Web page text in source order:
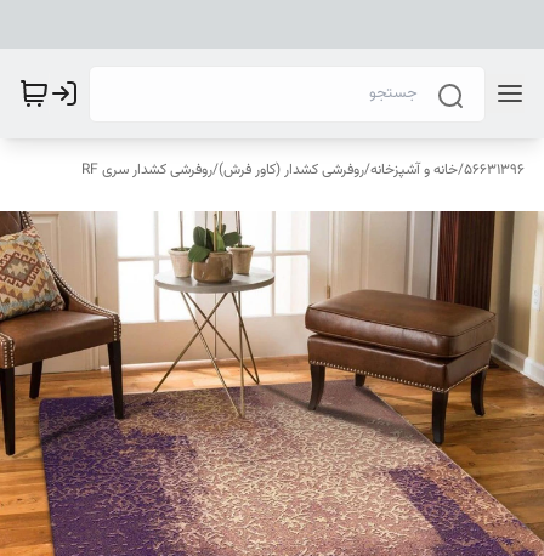
56631396
/خانه و آشپزخانه/روفرشی کشدار (کاور فرش)/روفرشی کشدار سری RF